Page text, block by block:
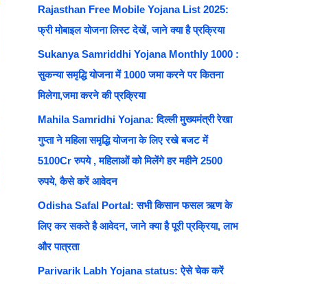
Rajasthan Free Mobile Yojana List 2025:
फ्री मोबाइल योजना लिस्ट देखें, जाने क्या है प्रक्रिया
Sukanya Samriddhi Yojana Monthly 1000 :
सुकन्या समृद्धि योजना में 1000 जमा करने पर कितना
मिलेगा,जमा करने की प्रक्रिया
Mahila Samridhi Yojana: दिल्ली मुख्यमंत्री रेखा
गुप्ता ने महिला समृद्धि योजना के लिए रखे बजट में
5100Cr रुपये , महिलाओं को मिलेंगे हर महीने 2500
रुपये, कैसे करें आवेदन
Odisha Safal Portal: सभी किसान फसल ऋण के
लिए कर सकते है आवेदन, जाने क्या है पूरी प्रक्रिया, लाभ
और पात्रता
Parivarik Labh Yojana status: ऐसे चेक करें